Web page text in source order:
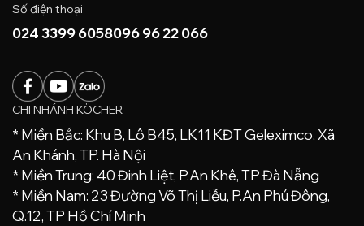
Số điện thoại
024 3399 6058096 96 22 066
CHI NHÁNH KÖCHER
* Miền Bắc: Khu B, Lô B45, LK11 KĐT Geleximco, Xã
An Khánh, TP. Hà Nội
* Miền Trung: 40 Đinh Liệt, P.An Khê, TP Đà Nẵng
* Miền Nam: 23 Đường Võ Thị Liễu, P.An Phú Đông,
Q.12, TP Hồ Chí Minh